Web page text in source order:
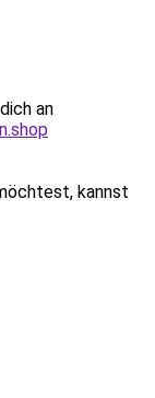
an
kannst